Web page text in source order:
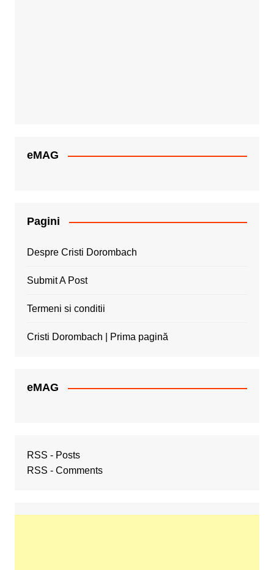
eMAG
Pagini
Despre Cristi Dorombach
Submit A Post
Termeni si conditii
Cristi Dorombach | Prima pagină
eMAG
RSS - Posts
RSS - Comments